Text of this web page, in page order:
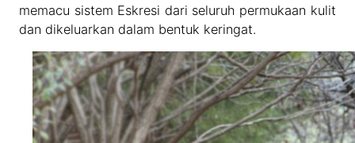
memacu sistem Eskresi dari seluruh permukaan kulit
dan dikeluarkan dalam bentuk keringat.